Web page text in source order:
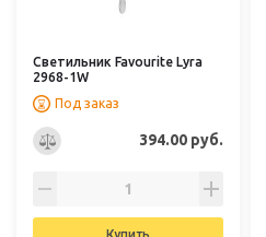
Светильник Favourite Lyra
2968-1W
Под заказ
394.00 руб.